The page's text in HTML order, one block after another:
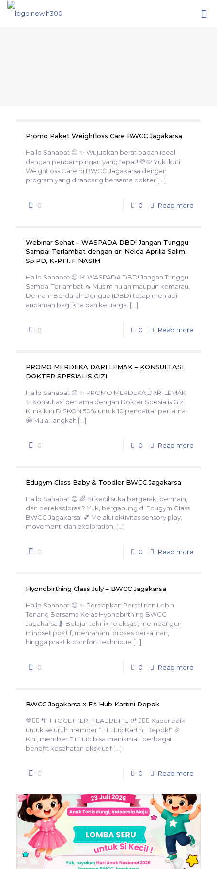
Promo Paket Weightloss Care BWCC Jagakarsa
Hallo Sahabat 😊 ✨ Wujudkan berat badan ideal
dengan pendampingan yang tepat! 💚🩷 Yuk ikuti
Weightloss Care di BWCC Jagakarsa dengan
program yang dirancang bersama dokter […]
0 0 Read more
Webinar Sehat – WASPADA DBD! Jangan Tunggu
Sampai Terlambat dengan dr. Nelda Aprilia Salim,
Sp.PD, K-PTI, FINASIM
Hallo Sahabat 😊 🚨 WASPADA DBD! Jangan Tunggu
Sampai Terlambat 🦟 Musim hujan maupun kemarau,
Demam Berdarah Dengue (DBD) tetap menjadi
ancaman bagi kita dan keluarga. […]
0 0 Read more
PROMO MERDEKA DARI LEMAK – KONSULTASI
DOKTER SPESIALIS GIZI
Hallo Sahabat 😊 ✨ PROMO MERDEKA DARI LEMAK
✨ Konsultasi pertama dengan Dokter Spesialis Gizi
Klinik kini DISKON 50% untuk 10 pendaftar pertama!
🤩 Mulai langkah […]
0 0 Read more
Edugym Class Baby & Toodler BWCC Jagakarsa
Hallo Sahabat 😊 🌈 Si kecil suka bergerak, bermain,
dan bereksplorasi? Yuk, bergabung di Edugym Class
BWCC Jagakarsa! 💕 Melalui aktivitas sensory play,
movement, dan exploration, […]
0 0 Read more
Hypnobirthing Class July – BWCC Jagakarsa
Hallo Sahabat 😊 ✨ Persiapkan Persalinan Lebih
Tenang Bersama Kelas Hypnobirthing BWCC
Jagakarsa🤰 Belajar teknik relaksasi, membangun
mindset positif, memahami proses persalinan,
hingga praktik comfort technique […]
0 0 Read more
BWCC Jagakarsa x Fit Hub Kartini Depok
💙🏋️‍♀️ *FIT TOGETHER, HEAL BETTER!* 🏋️‍♂️💙 Kabar baik
untuk seluruh member *Fit Hub Kartini Depok!* 🎉
Kini, member Fit Hub bisa menikmati berbagai
benefit kesehatan eksklusif[…]
0 0 Read more